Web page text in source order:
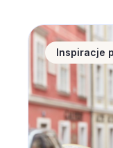
Noclegi w
Inspiracje